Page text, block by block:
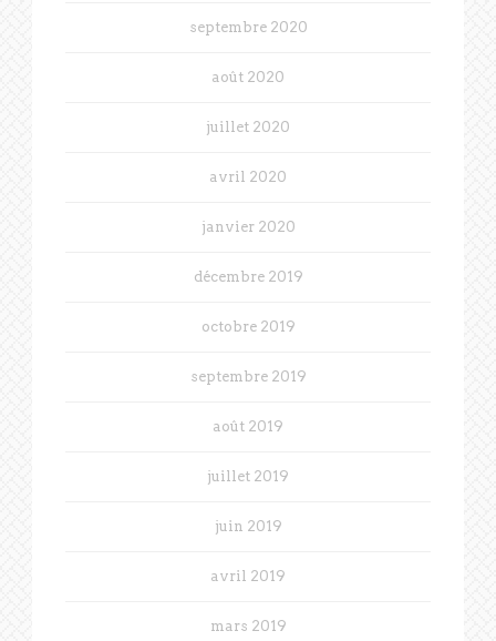
septembre 2020
août 2020
juillet 2020
avril 2020
janvier 2020
décembre 2019
octobre 2019
septembre 2019
août 2019
juillet 2019
juin 2019
avril 2019
mars 2019